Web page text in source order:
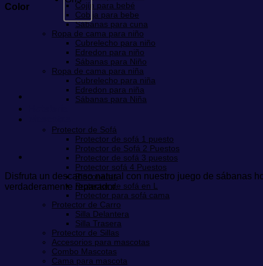
Cojín para bebé
Cobija para bebe
Sábanas para cuna
Ropa de cama para niño
Cubrelecho para niño
Edredon para niño
Sábanas para Niño
Ropa de cama para niña
Cubrelecho para niña
Edredon para niña
Sábanas para Niña
Protector de Sofá
Protector de sofá 1 puesto
Protector de Sofá 2 Puestos
Protector de sofá 3 puestos
Protector sofá 4 Puestos
Rinconeras
Protector de sofá en L
Protector para sofá cama
Protector de Carro
Silla Delantera
Silla Trasera
Protector de Sillas
Accesorios para mascotas
Combo Mascotas
Cama para mascota
Color
Disfruta un descanso natural con nuestro juego de sábanas
verdaderamente reparador.